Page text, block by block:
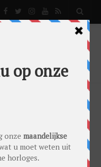
EEN
GROOTSE
2025